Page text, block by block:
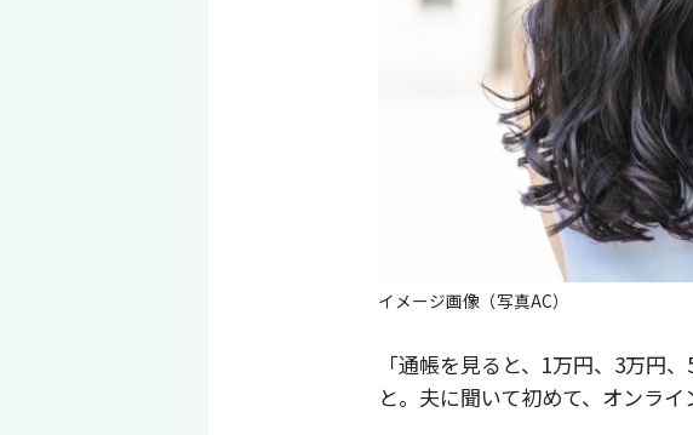
イメージ画像（写真AC）
「通帳を見ると、1万円、3万円
と。夫に聞いて初めて、オンラ